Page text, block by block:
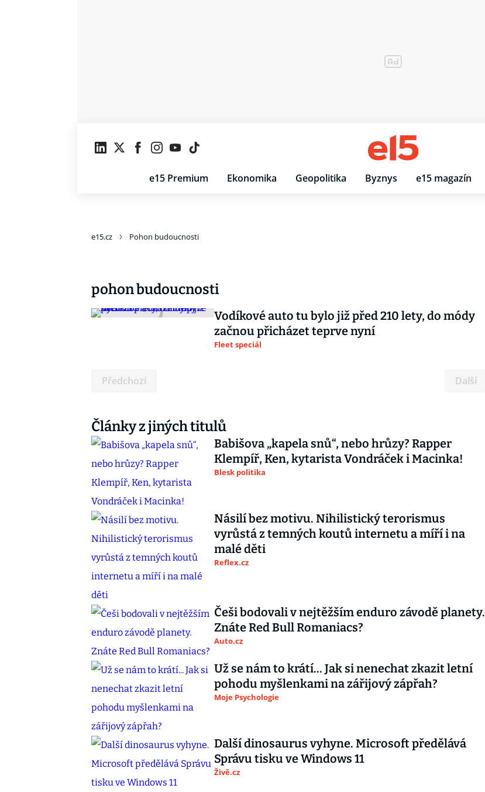
e15 Premium Ekonomika Geopolitika Byznys e15 magazín
e15.cz Pohon budoucnosti
pohon budoucnosti
Vodíkové auto tu bylo již před 210 lety, do módy
začnou přicházet teprve nyní
Fleet speciál
Předchozí Další
Články z jiných titulů
Babišova „kapela snů“, nebo hrůzy? Rapper
Klempíř, Ken, kytarista Vondráček i Macinka!
Blesk politika
Násilí bez motivu. Nihilistický terorismus
vyrůstá z temných koutů internetu a míří i na
malé děti
Reflex.cz
Češi bodovali v nejtěžším enduro závodě planety.
Znáte Red Bull Romaniacs?
Auto.cz
Už se nám to krátí... Jak si nenechat zkazit letní
pohodu myšlenkami na zářijový zápřah?
Moje Psychologie
Další dinosaurus vyhyne. Microsoft předělává
Správu tisku ve Windows 11
Živě.cz